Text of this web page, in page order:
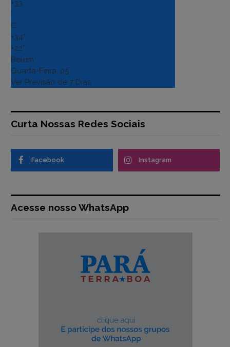
+33
°
C
+34°
+22°
Belém
Quarta-Feira, 05
Ver Previsão de 7 Dias
Curta Nossas Redes Sociais
Facebook Instagram
Acesse nosso WhatsApp